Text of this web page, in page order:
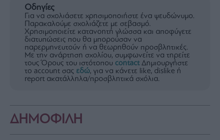
Οδηγίες
Για να σχολιάσετε χρησιμοποιήστε ένα ψευδώνυμο.
Παρακαλούμε σχολιάζετε με σεβασμό.
Χρησιμοποιείτε κατανοητή γλώσσα και αποφύγετε
διατυπώσεις που θα μπορούσαν να
παρερμηνευτούν ή να θεωρηθούν προσβλητικές.
Με την ανάρτηση σχολίου, συμφωνείτε να τηρείτε
τους Όρους του ιστότοπου contactΔημιουργήστε
το account σας εδώ, για να κάνετε like, dislike ή
report ακατάλληλα/προσβλητικά σχόλια.
ΔΗΜΟΦΙΛΗ